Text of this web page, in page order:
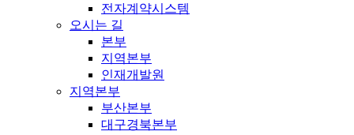
전자계약시스템
오시는 길
본부
지역본부
인재개발원
지역본부
부산본부
대구경북본부